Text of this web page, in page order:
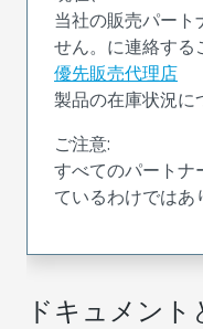
ドキュメント
当社の販売パート
せん。に連絡する
優先販売代理店
製品の在庫状況に
ご注意:
すべてのパートナ
ているわけではあ